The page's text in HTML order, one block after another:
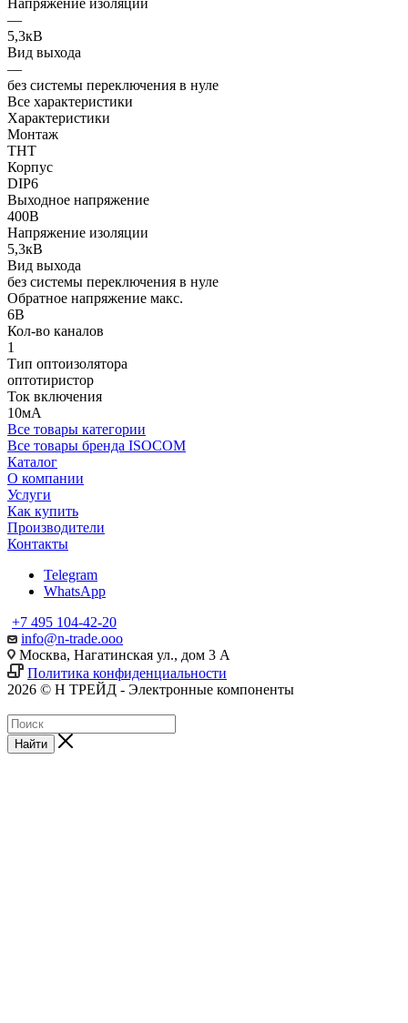
—
5,3кВ
Вид выхода
—
без системы переключения в нуле
Все характеристики
Характеристики
Монтаж
THT
Корпус
DIP6
Выходное напряжение
400В
Напряжение изоляции
5,3кВ
Вид выхода
без системы переключения в нуле
Обратное напряжение макс.
6В
Кол-во каналов
1
Тип оптоизолятора
оптотиристор
Ток включения
10мА
Все товары категории
Все товары бренда ISOCOM
Каталог
О компании
Услуги
Как купить
Производители
Контакты
Telegram
WhatsApp
+7 495 104-42-20
info@n-trade.ooo
Москва, Нагатинская ул., дом 3 А
Политика конфиденциальности
2026 © Н ТРЕЙД - Электронные компоненты
Найти